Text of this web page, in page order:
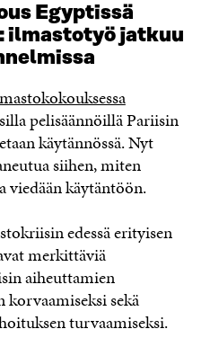
Egyptissä
ilmastotyö jatkuu
pelisäännöillä Pariisin
käytännössä. Nyt
siihen, miten
viedään käytäntöön.
edessä erityisen
merkittäviä
aiheuttamien
sekä
turvaamiseksi.